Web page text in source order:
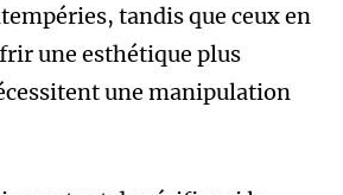
tandis que ceux en
une esthétique plus
une manipulation